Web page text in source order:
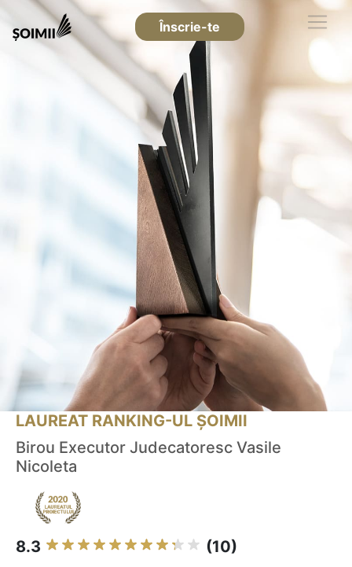
Înscrie-te
LAUREAT RANKING-UL ȘOIMII
Birou Executor Judecatoresc Vasile
Nicoleta
8.3 (10)